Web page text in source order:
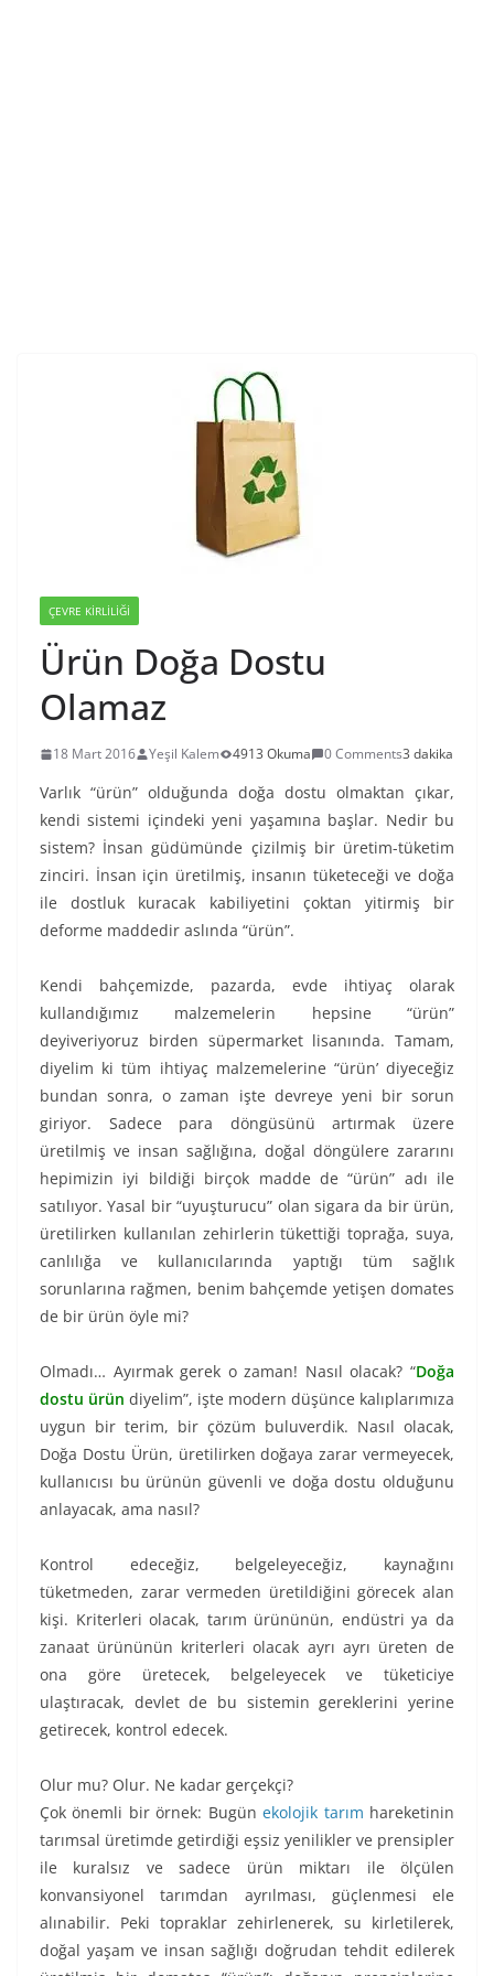
ÇEVRE KIRLILIĞI
Ürün Doğa Dostu
Olamaz
18 Mart 2016 Yeşil Kalem 4913 Okuma 0 Comments3 dakika
Varlık “ürün” olduğunda doğa dostu olmaktan çıkar,
kendi sistemi içindeki yeni yaşamına başlar. Nedir bu
sistem? İnsan güdümünde çizilmiş bir üretim-tüketim
zinciri. İnsan için üretilmiş, insanın tüketeceği ve doğa
ile dostluk kuracak kabiliyetini çoktan yitirmiş bir
deforme maddedir aslında “ürün”.
Kendi bahçemizde, pazarda, evde ihtiyaç olarak
kullandığımız malzemelerin hepsine “ürün”
deyiveriyoruz birden süpermarket lisanında. Tamam,
diyelim ki tüm ihtiyaç malzemelerine “ürün’ diyeceğiz
bundan sonra, o zaman işte devreye yeni bir sorun
giriyor. Sadece para döngüsünü artırmak üzere
üretilmiş ve insan sağlığına, doğal döngülere zararını
hepimizin iyi bildiği birçok madde de “ürün” adı ile
satılıyor. Yasal bir “uyuşturucu” olan sigara da bir ürün,
üretilirken kullanılan zehirlerin tükettiği toprağa, suya,
canlılığa ve kullanıcılarında yaptığı tüm sağlık
sorunlarına rağmen, benim bahçemde yetişen domates
de bir ürün öyle mi?
Olmadı… Ayırmak gerek o zaman! Nasıl olacak? “Doğa
dostu ürün diyelim”, işte modern düşünce kalıplarımıza
uygun bir terim, bir çözüm buluverdik. Nasıl olacak,
Doğa Dostu Ürün, üretilirken doğaya zarar vermeyecek,
kullanıcısı bu ürünün güvenli ve doğa dostu olduğunu
anlayacak, ama nasıl?
Kontrol edeceğiz, belgeleyeceğiz, kaynağını
tüketmeden, zarar vermeden üretildiğini görecek alan
kişi. Kriterleri olacak, tarım ürününün, endüstri ya da
zanaat ürününün kriterleri olacak ayrı ayrı üreten de
ona göre üretecek, belgeleyecek ve tüketiciye
ulaştıracak, devlet de bu sistemin gereklerini yerine
getirecek, kontrol edecek.
Olur mu? Olur. Ne kadar gerçekçi?
Çok önemli bir örnek: Bugünekolojik tarım hareketinin
tarımsal üretimde getirdiği eşsiz yenilikler ve prensipler
ile kuralsız ve sadece ürün miktarı ile ölçülen
konvansiyonel tarımdan ayrılması, güçlenmesi ele
alınabilir. Peki topraklar zehirlenerek, su kirletilerek,
doğal yaşam ve insan sağlığı doğrudan tehdit edilerek